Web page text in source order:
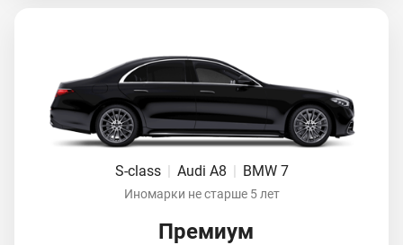
S-class | Audi A8 | BMW 7
Иномарки не старше 5 лет
Премиум